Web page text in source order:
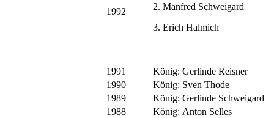
1992
2. Manfred Schweigard
3. Erich Halmich
1991
König: Gerlinde Reisner
1990
König: Sven Thode
1989
König: Gerlinde Schweigard
1988
König: Anton Selles